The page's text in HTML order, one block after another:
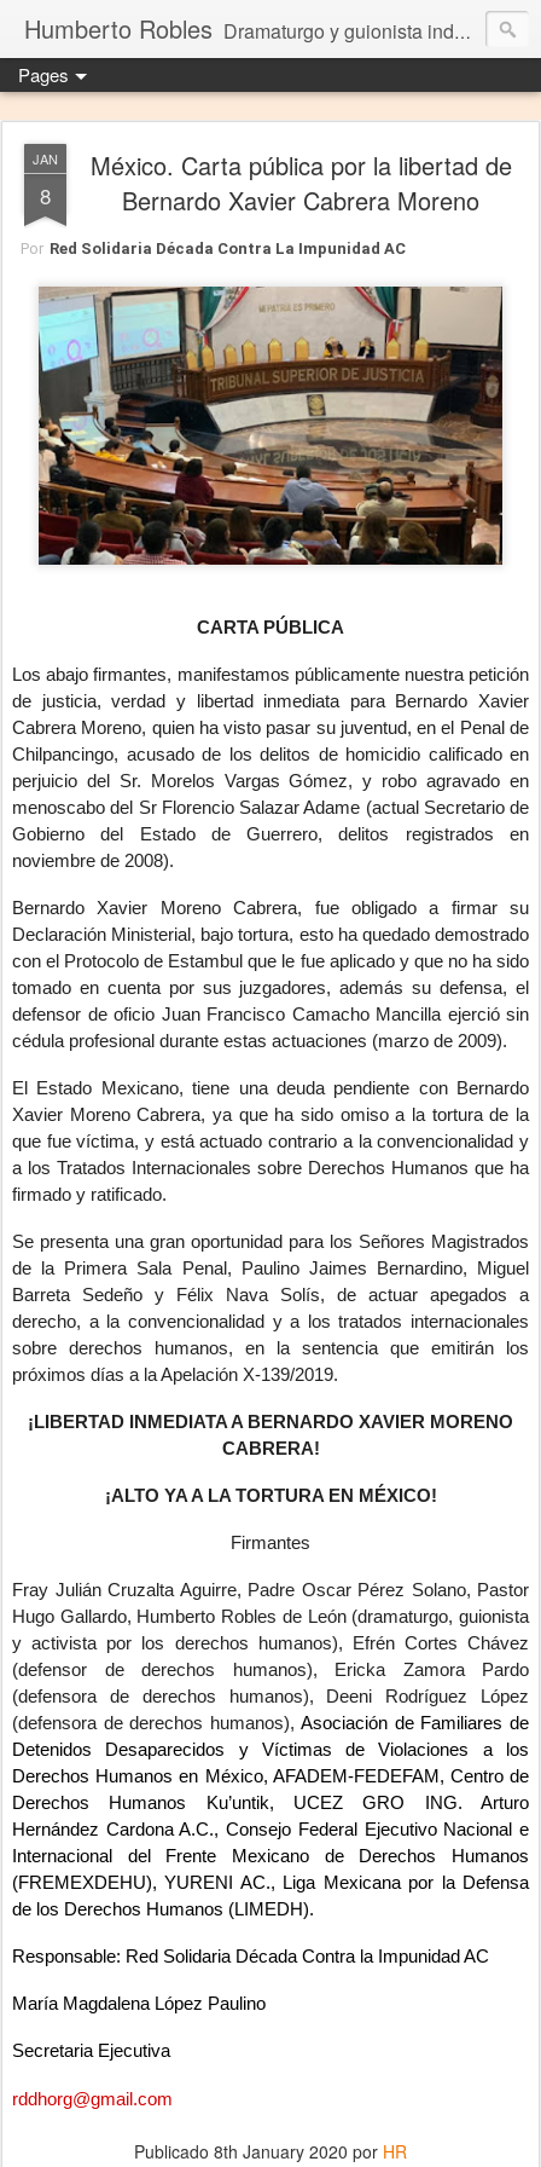
Humberto Robles Dramaturgo y guionista independiente
Pages
JAN
8
México. Carta pública por la libertad de
Bernardo Xavier Cabrera Moreno
Por Red Solidaria Década Contra La Impunidad AC
CARTA PÚBLICA
Los abajo firmantes, manifestamos públicamente nuestra petición
de justicia, verdad y libertad inmediata para Bernardo Xavier
Cabrera Moreno, quien ha visto pasar su juventud, en el Penal de
Chilpancingo, acusado de los delitos de homicidio calificado en
perjuicio del Sr. Morelos Vargas Gómez, y robo agravado en
menoscabo del Sr Florencio Salazar Adame (actual Secretario de
Gobierno del Estado de Guerrero, delitos registrados en
noviembre de 2008).
Bernardo Xavier Moreno Cabrera, fue obligado a firmar su
Declaración Ministerial, bajo tortura, esto ha quedado demostrado
con el Protocolo de Estambul que le fue aplicado y que no ha sido
tomado en cuenta por sus juzgadores, además su defensa, el
defensor de oficio Juan Francisco Camacho Mancilla ejerció sin
cédula profesional durante estas actuaciones (marzo de 2009).
El Estado Mexicano, tiene una deuda pendiente con Bernardo
Xavier Moreno Cabrera, ya que ha sido omiso a la tortura de la
que fue víctima, y está actuado contrario a la convencionalidad y
a los Tratados Internacionales sobre Derechos Humanos que ha
firmado y ratificado.
Se presenta una gran oportunidad para los Señores Magistrados
de la Primera Sala Penal, Paulino Jaimes Bernardino, Miguel
Barreta Sedeño y Félix Nava Solís, de actuar apegados a
derecho, a la convencionalidad y a los tratados internacionales
sobre derechos humanos, en la sentencia que emitirán los
próximos días a la Apelación X-139/2019.
¡LIBERTAD INMEDIATA A BERNARDO XAVIER MORENO
CABRERA!
¡ALTO YA A LA TORTURA EN MÉXICO!
Firmantes
Fray Julián Cruzalta Aguirre, Padre Oscar Pérez Solano, Pastor
Hugo Gallardo, Humberto Robles de León (dramaturgo, guionista
y activista por los derechos humanos), Efrén Cortes Chávez
(defensor de derechos humanos), Ericka Zamora Pardo
(defensora de derechos humanos), Deeni Rodríguez López
(defensora de derechos humanos),Asociación de Familiares de
Detenidos Desaparecidos y Víctimas de Violaciones a los
Derechos Humanos en México, AFADEM-FEDEFAM, Centro de
Derechos Humanos Ku’untik, UCEZ GRO ING. Arturo
Hernández Cardona A.C., Consejo Federal Ejecutivo Nacional e
Internacional del Frente Mexicano de Derechos Humanos
(FREMEXDEHU), YURENI AC., Liga Mexicana por la Defensa
de los Derechos Humanos (LIMEDH).
Responsable: Red Solidaria Década Contra la Impunidad AC
María Magdalena López Paulino
Secretaria Ejecutiva
rddhorg@gmail.com
Publicado 8th January 2020 por HR